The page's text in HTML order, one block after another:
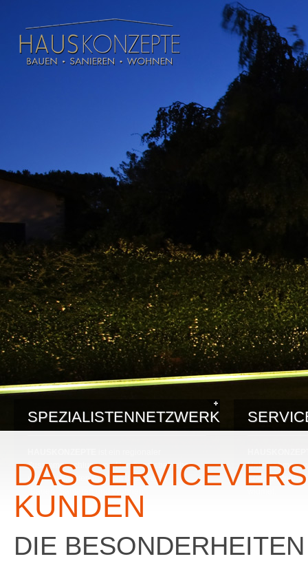
SPEZIALISTENNETZWERK
Zusammenschluss von Handwerksbetrieben
und Spezialisten rund um das Thema
Durch dieses einzigartige Netzwerk, kann Ihnen
Baumaßnahmen garantiert werden.
Unternehmen,
und
DAS
KUNDEN
DIE